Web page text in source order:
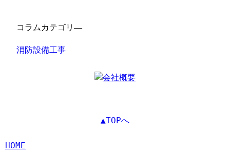
コラムカテゴリ―
消防設備工事
▲TOPへ
HOME